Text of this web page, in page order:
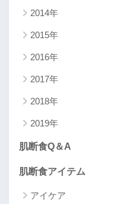
2014年
2015年
2016年
2017年
2018年
2019年
肌断食Q＆A
肌断食アイテム
アイケア